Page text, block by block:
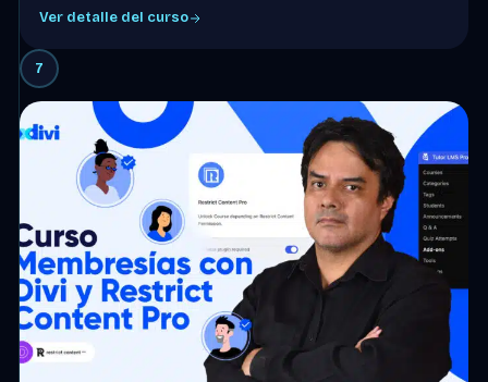
Ver detalle del curso
7